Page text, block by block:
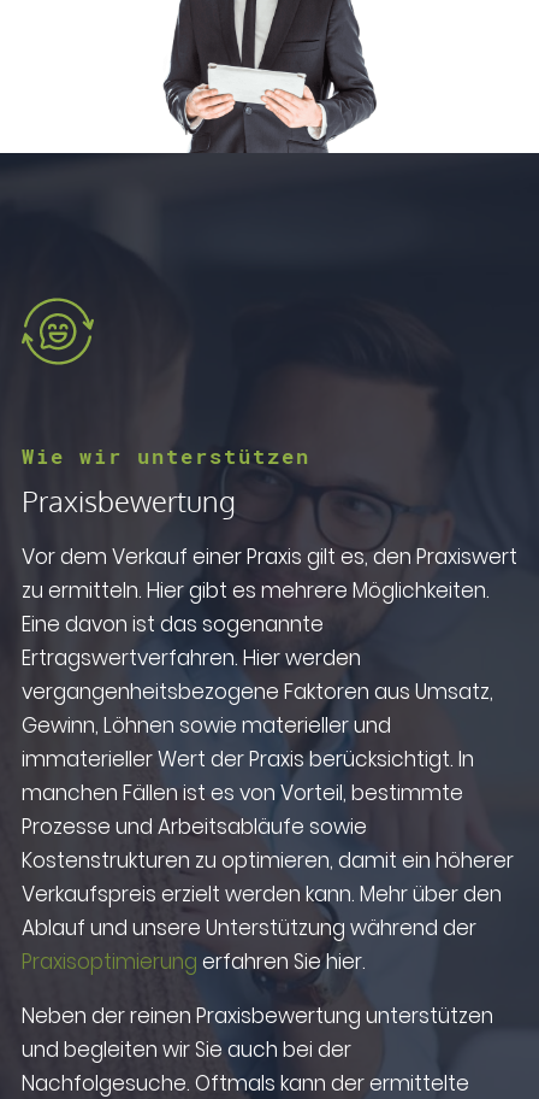
Wie wir unterstützen
Praxisbewertung
Vor dem Verkauf einer Praxis gilt es, den Praxiswert
zu ermitteln. Hier gibt es mehrere Möglichkeiten.
Eine davon ist das sogenannte
Ertragswertverfahren. Hier werden
vergangenheitsbezogene Faktoren aus Umsatz,
Gewinn, Löhnen sowie materieller und
immaterieller Wert der Praxis berücksichtigt. In
manchen Fällen ist es von Vorteil, bestimmte
Prozesse und Arbeitsabläufe sowie
Kostenstrukturen zu optimieren, damit ein höherer
Verkaufspreis erzielt werden kann. Mehr über den
Ablauf und unsere Unterstützung während der
Praxisoptimierung erfahren Sie hier.
Neben der reinen Praxisbewertung unterstützen
und begleiten wir Sie auch bei der
Nachfolgesuche. Oftmals kann der ermittelte